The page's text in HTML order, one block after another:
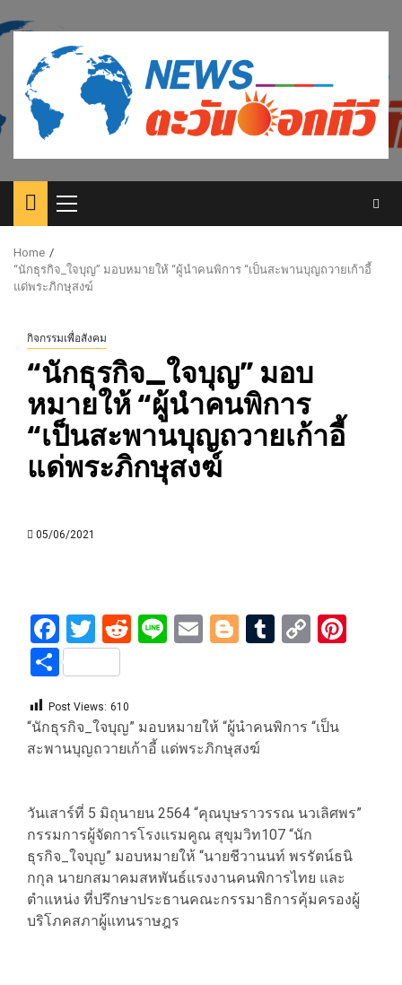
to
content
Primary
Menu
Home
“นักธุรกิจ_ใจบุญ” มอบหมายให้ “ผู้นำคนพิการ “เป็นสะพานบุญถวายเก้าอี้
แด่พระภิกษุสงฆ์
กิจกรรมเพื่อสังคม
“นักธุรกิจ_ใจบุญ” มอบ
หมายให้ “ผู้นำคนพิการ
“เป็นสะพานบุญถวายเก้าอี้
แด่พระภิกษุสงฆ์
05/06/2021
Facebook
Twitter
Reddit
LineEmailBlogger
Tumblr
Copy
Share
Post Views: 610
“นักธุรกิจ_ใจบุญ” มอบหมายให้ “ผู้นำคนพิการ “เป็น
สะพานบุญถวายเก้าอี้ แด่พระภิกษุสงฆ์
วันเสาร์ที่ 5 มิถุนายน 2564 “คุณ​บุษราวรรณ​ นวเลิศพร”
กรรมการผู้จัดการโรงแรมคูณ​ สุขุมวิท107 “นัก
ธุรกิจ_ใจบุญ” มอบหมายให้ “นายชีวานนท์ พรรัตน์ธนิ
กกุล นายกสมาคมสหพันธ์แรงงานคนพิการไทย และ
ตำแหน่ง ที่ปรึกษาประธานคณะกรรมาธิการคุ้มครองผู้
บริโภคสภาผู้แทนราษฎร